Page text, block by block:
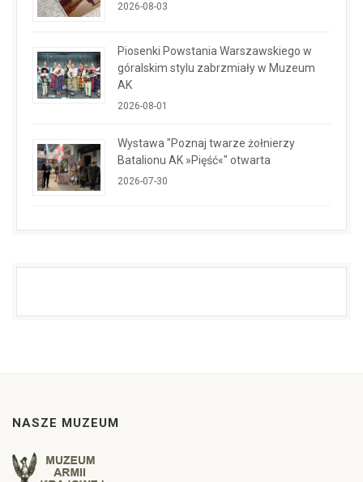
2026-08-03
Piosenki Powstania Warszawskiego w
góralskim stylu zabrzmiały w Muzeum
AK
2026-08-01
Wystawa "Poznaj twarze żołnierzy
Batalionu AK »Pięść«" otwarta
2026-07-30
NASZE MUZEUM